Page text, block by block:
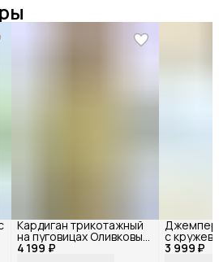
4 199 ₽
Кардиган трикотажный
на пуговицах Оливковый
72493БФ 3 999 ₽
Джемпер
с
72406БФ